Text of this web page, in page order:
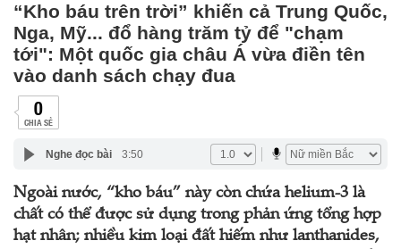
“Kho báu trên trời” khiến cả Trung Quốc,
Nga, Mỹ... đổ hàng trăm tỷ để "chạm
tới": Một quốc gia châu Á vừa điền tên
vào danh sách chạy đua
0
CHIA SẺ
Nghe đọc bài 3:50
Ngoài nước, “kho báu” này còn chứa helium-3 là
chất có thể được sử dụng trong phản ứng tổng hợp
hạt nhân; nhiều kim loại đất hiếm như lanthanides,